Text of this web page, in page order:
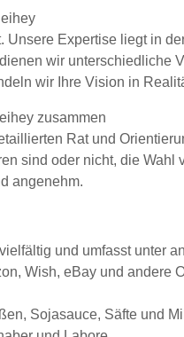
Expertise liegt in
wir unterschiedliche
wir Ihre Vision in
zusammen
Rat und
sind oder nicht, die
angenehm.
und umfasst unter
Wish, eBay und andere
Sojasauce, Säfte und